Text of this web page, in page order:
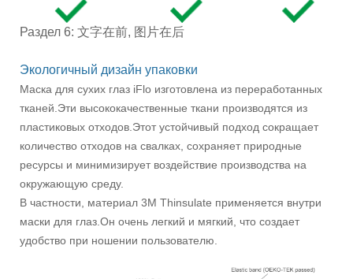
Раздел 6: 文字在前, 图片在后
Экологичный дизайн упаковки
Маска для сухих глаз iFlo изготовлена ​​из переработанных
тканей.Эти высококачественные ткани производятся из
пластиковых отходов.Этот устойчивый подход сокращает
количество отходов на свалках, сохраняет природные
ресурсы и минимизирует воздействие производства на
окружающую среду.
В частности, материал 3M Thinsulate применяется внутри
маски для глаз.Он очень легкий и мягкий, что создает
удобство при ношении пользователю.